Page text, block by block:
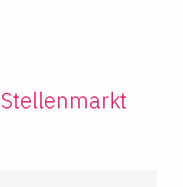
Stellenmarkt